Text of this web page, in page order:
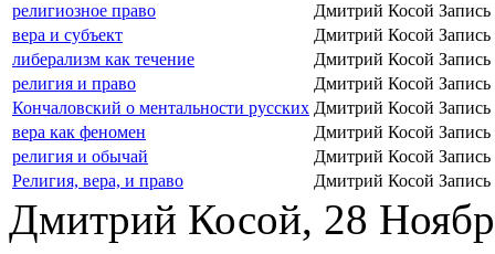
религиозное право
Дмитрий Косой Запись
вера и субъект
Дмитрий Косой Запись
либерализм как течение
Дмитрий Косой Запись
религия и право
Дмитрий Косой Запись
Кончаловский о ментальности русских Дмитрий Косой Запись
вера как феномен
Дмитрий Косой Запись
религия и обычай
Дмитрий Косой Запись
Религия, вера, и право
Дмитрий Косой Запись
Дмитрий Косой, 28